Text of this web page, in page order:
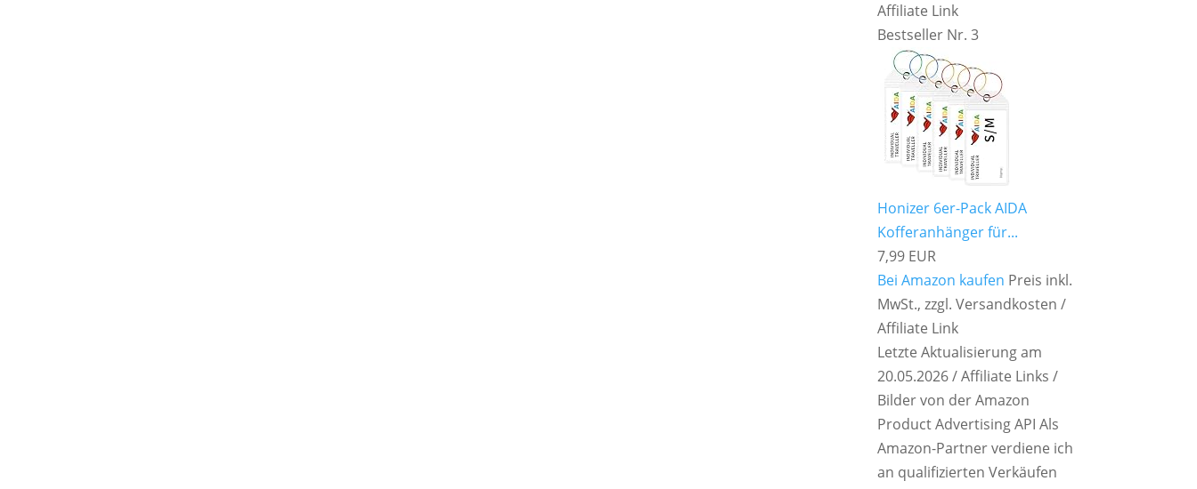
Affiliate Link
Bestseller Nr. 3
Honizer 6er-Pack AIDA
Kofferanhänger für...
7,99 EUR
Bei Amazon kaufen Preis inkl.
MwSt., zzgl. Versandkosten /
Affiliate Link
Letzte Aktualisierung am
20.05.2026 / Affiliate Links /
Bilder von der Amazon
Product Advertising API Als
Amazon-Partner verdiene ich
an qualifizierten Verkäufen